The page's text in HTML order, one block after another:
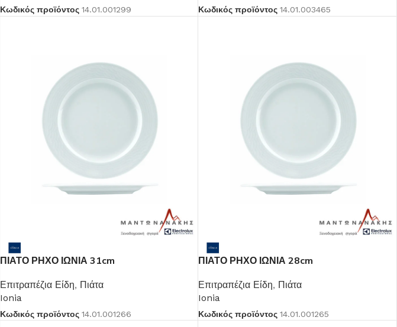
Κωδικός προϊόντος 14.01.001299 Κωδικός προϊόντος14.01.003465
ΠΙΑΤΟ ΡΗΧΟ ΙΩΝΙΑ 31cm
Επιτραπέζια Είδη, Πιάτα
Ionia
Κωδικός προϊόντος 14.01.001266
ΠΙΑΤΟ ΡΗΧΟ ΙΩΝΙΑ 28cm
Επιτραπέζια Είδη, Πιάτα
Ionia
Κωδικός προϊόντος14.01.001265